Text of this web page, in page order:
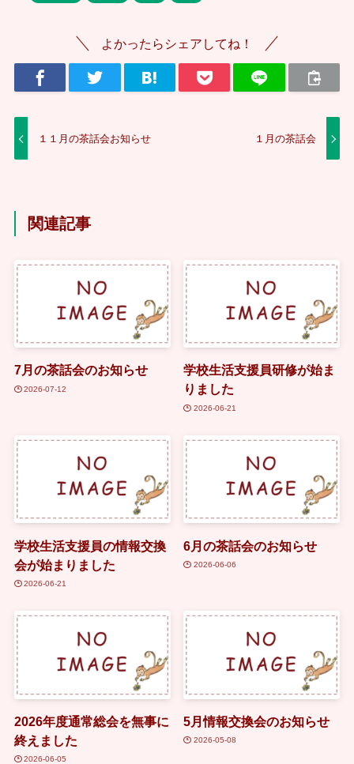
よかったらシェアしてね！
１１月の茶話会お知らせ １月の茶話会
関連記事
7月の茶話会のお知らせ
2026-07-12
学校生活支援員研修が始ま
りました
2026-06-21
学校生活支援員の情報交換
会が始まりました
2026-06-21
6月の茶話会のお知らせ
2026-06-06
2026年度通常総会を無事に
終えました
2026-06-05
5月情報交換会のお知らせ
2026-05-08